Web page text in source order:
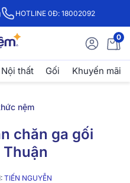
HOTLINE 0Đ: 18002092
0
Nội thất Gối Khuyến mãi
nệm
chăn ga gối
TIẾN NGUYỄN